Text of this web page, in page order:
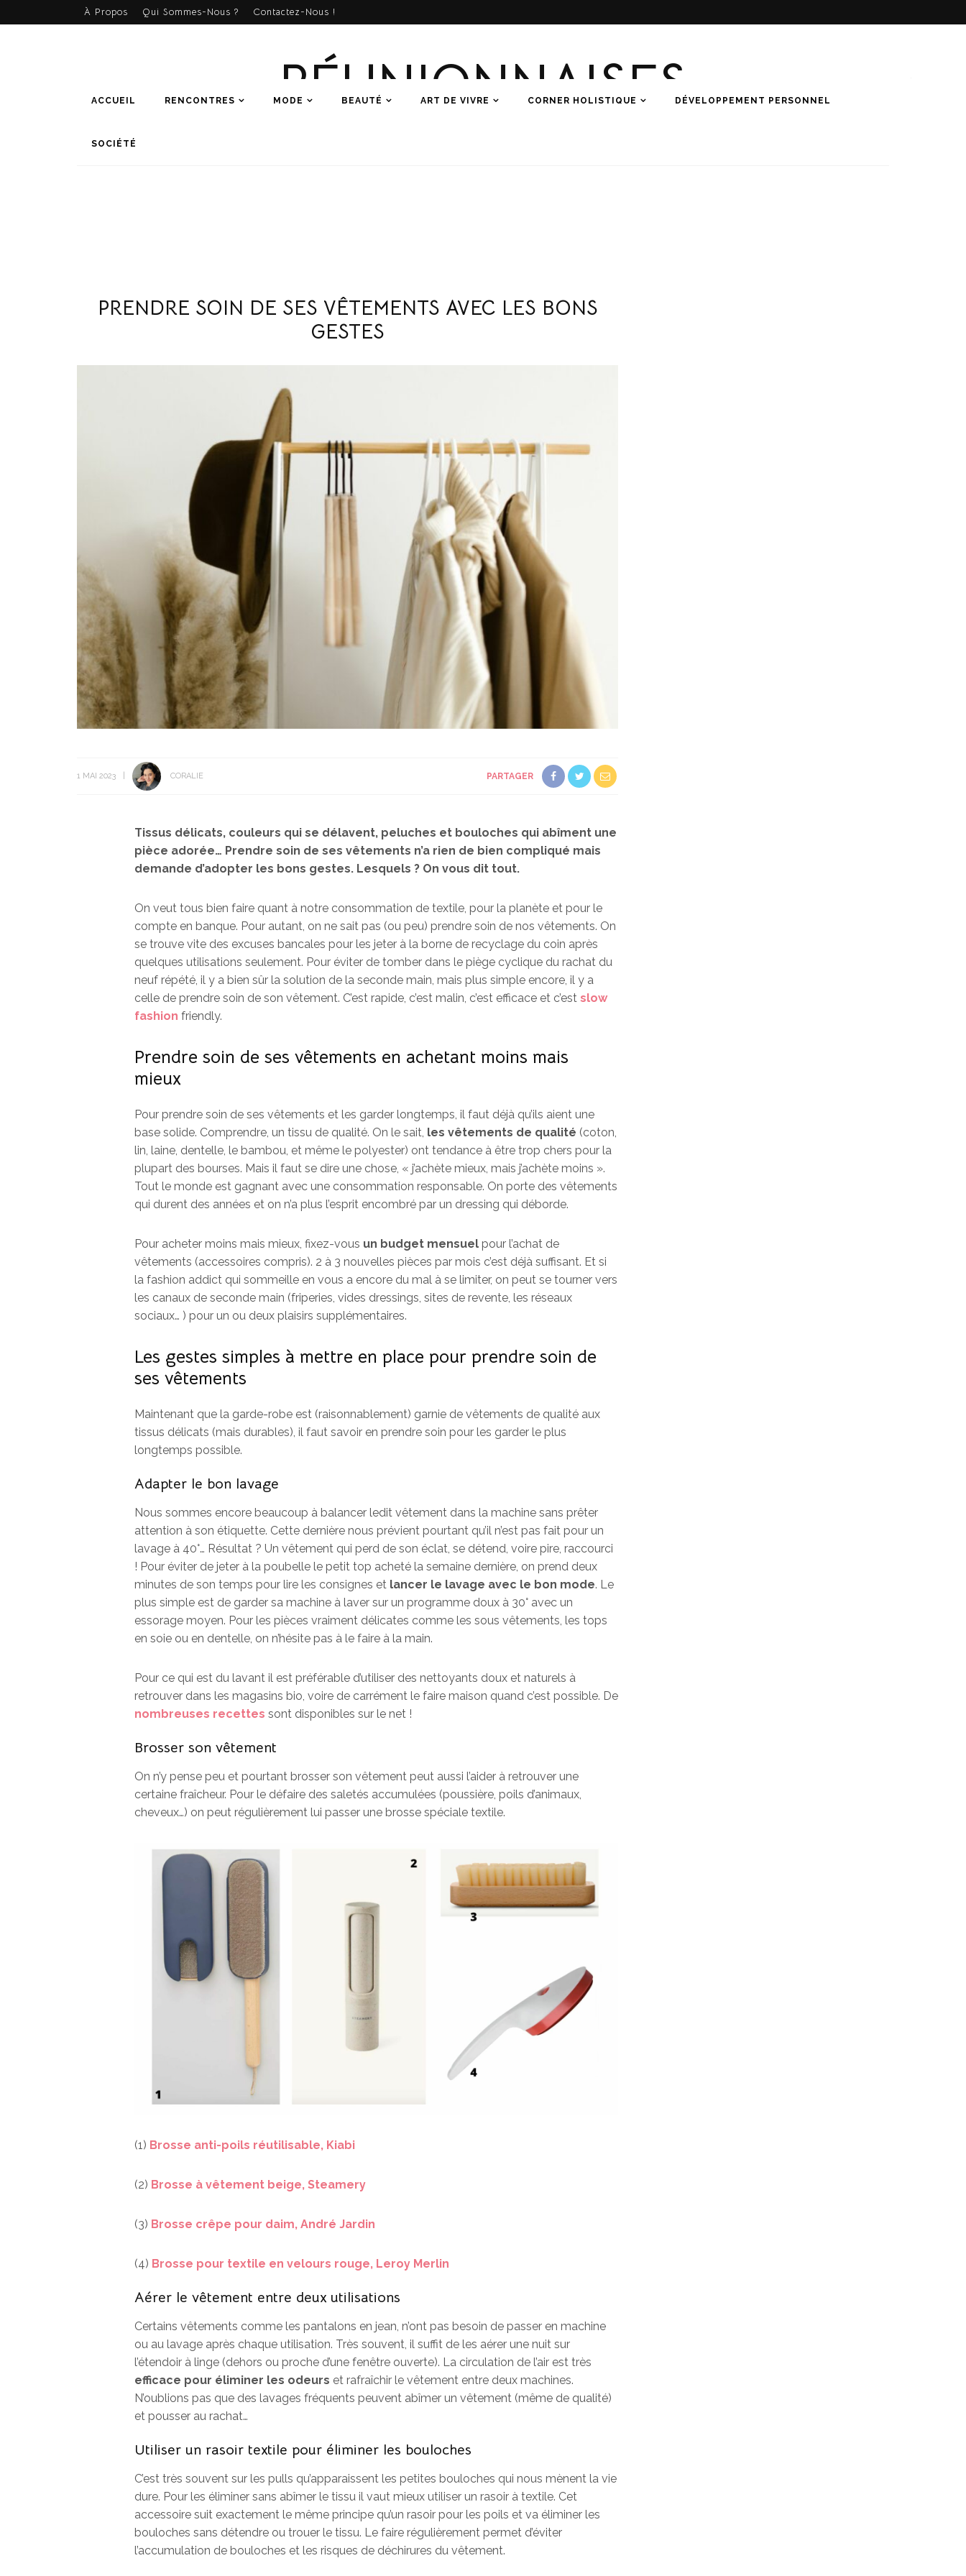
À Propos Qui Sommes-Nous ? Contactez-Nous !
RÉUNIONNAISES
ACCUEIL RENCONTRES MODE BEAUTÉ ART DE VIVRE CORNER HOLISTIQUE DÉVELOPPEMENT PERSONNEL
SOCIÉTÉ
PRENDRE SOIN DE SES VÊTEMENTS AVEC LES BONS
GESTES
1 MAI 2023 CORALIE PARTAGER
Tissus délicats, couleurs qui se délavent, peluches et bouloches qui abîment une
pièce adorée… Prendre soin de ses vêtements n’a rien de bien compliqué mais
demande d’adopter les bons gestes. Lesquels ? On vous dit tout.
On veut tous bien faire quant à notre consommation de textile, pour la planète et pour le
compte en banque. Pour autant, on ne sait pas (ou peu) prendre soin de nos vêtements. On
se trouve vite des excuses bancales pour les jeter à la borne de recyclage du coin après
quelques utilisations seulement. Pour éviter de tomber dans le piège cyclique du rachat du
neuf répété, il y a bien sûr la solution de la seconde main, mais plus simple encore, il y a
celle de prendre soin de son vêtement. C’est rapide, c’est malin, c’est efficace et c’est slow
fashion friendly.
Prendre soin de ses vêtements en achetant moins mais
mieux
Pour prendre soin de ses vêtements et les garder longtemps, il faut déjà qu’ils aient une
base solide. Comprendre, un tissu de qualité. On le sait, les vêtements de qualité (coton,
lin, laine, dentelle, le bambou, et même le polyester) ont tendance à être trop chers pour la
plupart des bourses. Mais il faut se dire une chose, « j’achète mieux, mais j’achète moins ».
Tout le monde est gagnant avec une consommation responsable. On porte des vêtements
qui durent des années et on n’a plus l’esprit encombré par un dressing qui déborde.
Pour acheter moins mais mieux, fixez-vous un budget mensuel pour l’achat de
vêtements (accessoires compris). 2 à 3 nouvelles pièces par mois c’est déjà suffisant. Et si
la fashion addict qui sommeille en vous a encore du mal à se limiter, on peut se tourner vers
les canaux de seconde main (friperies, vides dressings, sites de revente, les réseaux
sociaux… ) pour un ou deux plaisirs supplémentaires.
Les gestes simples à mettre en place pour prendre soin de
ses vêtements
Maintenant que la garde-robe est (raisonnablement) garnie de vêtements de qualité aux
tissus délicats (mais durables), il faut savoir en prendre soin pour les garder le plus
longtemps possible.
Adapter le bon lavage
Nous sommes encore beaucoup à balancer ledit vêtement dans la machine sans prêter
attention à son étiquette. Cette dernière nous prévient pourtant qu’il n’est pas fait pour un
lavage à 40°… Résultat ? Un vêtement qui perd de son éclat, se détend, voire pire, raccourci
! Pour éviter de jeter à la poubelle le petit top acheté la semaine dernière, on prend deux
minutes de son temps pour lire les consignes et lancer le lavage avec le bon mode. Le
plus simple est de garder sa machine à laver sur un programme doux à 30° avec un
essorage moyen. Pour les pièces vraiment délicates comme les sous vêtements, les tops
en soie ou en dentelle, on n’hésite pas à le faire à la main.
Pour ce qui est du lavant il est préférable d’utiliser des nettoyants doux et naturels à
retrouver dans les magasins bio, voire de carrément le faire maison quand c’est possible. De
nombreuses recettes sont disponibles sur le net !
Brosser son vêtement
On n’y pense peu et pourtant brosser son vêtement peut aussi l’aider à retrouver une
certaine fraîcheur. Pour le défaire des saletés accumulées (poussière, poils d’animaux,
cheveux…) on peut régulièrement lui passer une brosse spéciale textile.
(1) Brosse anti-poils réutilisable, Kiabi
(2) Brosse à vêtement beige, Steamery
(3) Brosse crêpe pour daim, André Jardin
(4) Brosse pour textile en velours rouge, Leroy Merlin
Aérer le vêtement entre deux utilisations
Certains vêtements comme les pantalons en jean, n’ont pas besoin de passer en machine
ou au lavage après chaque utilisation. Très souvent, il suffit de les aérer une nuit sur
l’étendoir à linge (dehors ou proche d’une fenêtre ouverte). La circulation de l’air est très
efficace pour éliminer les odeurs et rafraîchir le vêtement entre deux machines.
N’oublions pas que des lavages fréquents peuvent abîmer un vêtement (même de qualité)
et pousser au rachat…
Utiliser un rasoir textile pour éliminer les bouloches
C’est très souvent sur les pulls qu’apparaissent les petites bouloches qui nous mènent la vie
dure. Pour les éliminer sans abîmer le tissu il vaut mieux utiliser un rasoir à textile. Cet
accessoire suit exactement le même principe qu’un rasoir pour les poils et va éliminer les
bouloches sans détendre ou trouer le tissu. Le faire régulièrement permet d’éviter
l’accumulation de bouloches et les risques de déchirures du vêtement.